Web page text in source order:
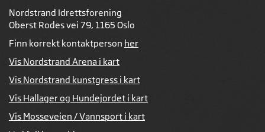
Nordstrand Idrettsforening
Oberst Rodes vei 79, 1165 Oslo
Finn korrekt kontaktperson her
Vis Nordstrand Arena i kart
Vis Nordstrand kunstgress i kart
Vis Hallager og Hundejordet i kart
Vis Mosseveien / Vannsport i kart